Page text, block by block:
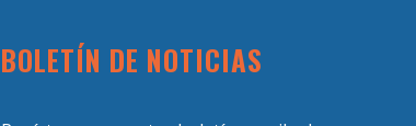
BOLETÍN DE NOTICIAS